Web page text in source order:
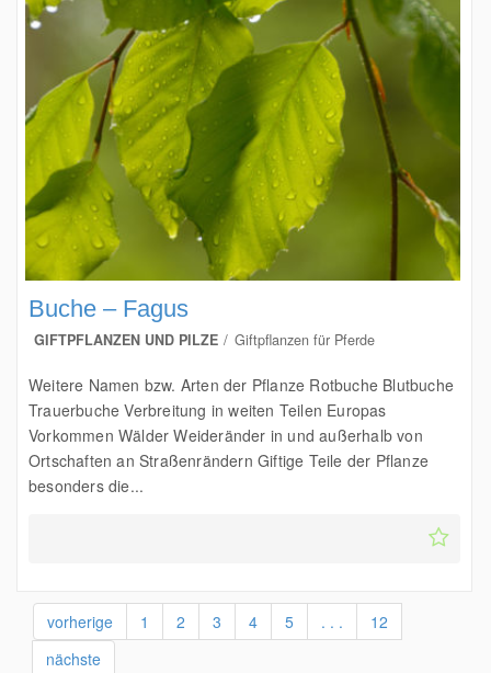
Buche – Fagus
GIFTPFLANZEN UND PILZE Giftpflanzen für Pferde
Weitere Namen bzw. Arten der Pflanze Rotbuche Blutbuche
Trauerbuche Verbreitung in weiten Teilen Europas
Vorkommen Wälder Weideränder in und außerhalb von
Ortschaften an Straßenrändern Giftige Teile der Pflanze
besonders die...
vorherige 1 2 3 4 5 . . .
12
nächste